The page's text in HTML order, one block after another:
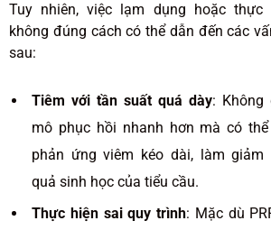
Tuy nhiên, việc lạm dụng hoặc thực
không đúng cách có thể dẫn đến các
sau:
Tiêm với tần suất quá dày: Không
mô phục hồi nhanh hơn mà có
phản ứng viêm kéo dài, làm giảm
quả sinh học của tiểu cầu.
Thực hiện sai quy trình: Mặc dù